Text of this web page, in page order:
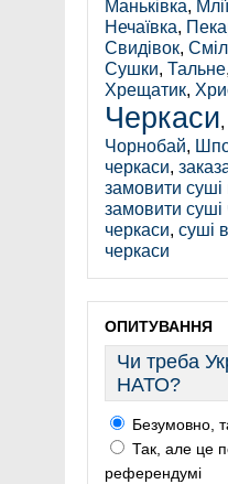
Маньківка,
Нечаївка,
Свидівок,
Сушки, Тальне,
Хрещатик,
Черкаси,
Чорнобай,
черкаси,
замовити суші
замовити суші
черкаси, суші
черкаси
ОПИТУВАННЯ
Чи треба
НАТО?
Безумовно,
Так, але це
референдумі